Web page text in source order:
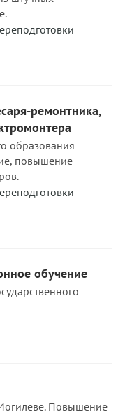
ремонтника,
образования
повышение
обучение
Повышение